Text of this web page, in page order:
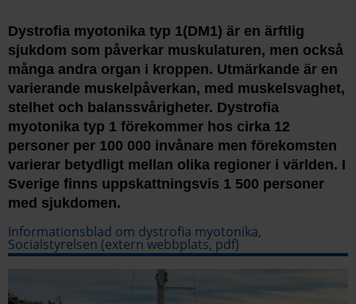
Dystrofia myotonika typ 1(DM1) är en ärftlig
sjukdom som påverkar muskulaturen, men också
många andra organ i kroppen. Utmärkande är en
varierande muskelpåverkan, med muskelsvaghet,
stelhet och balanssvårigheter. Dystrofia
myotonika typ 1 förekommer hos cirka 12
personer per 100 000 invånare men förekomsten
varierar betydligt mellan olika regioner i världen. I
Sverige finns uppskattningsvis 1 500 personer
med sjukdomen.
Informationsblad om dystrofia myotonika,
Socialstyrelsen (extern webbplats, pdf)